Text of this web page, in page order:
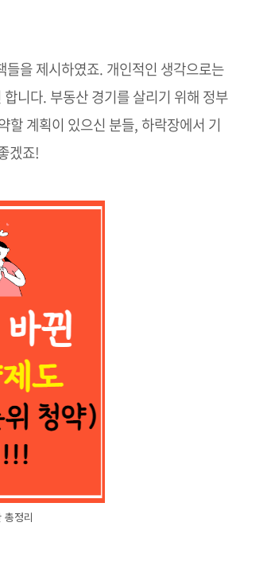
을 제시하였죠. 개인적인 생각으로는
합니다. 부동산 경기를 살리기 위해 정부
할 계획이 있으신 분들, 하락장에서 기
겠죠!
총정리